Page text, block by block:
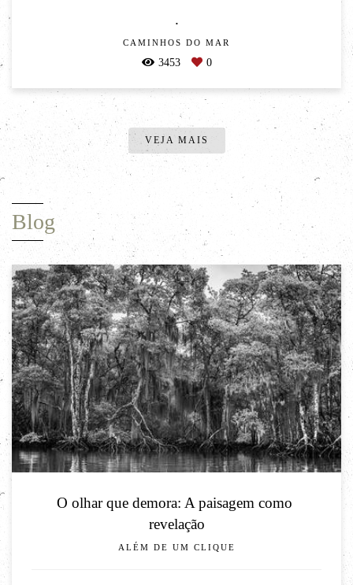
.
CAMINHOS DO MAR
3453 0
VEJA MAIS
Blog
O olhar que demora: A paisagem como
revelação
ALÉM DE UM CLIQUE